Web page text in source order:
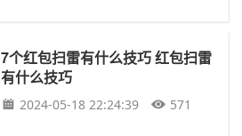
7个红包扫雷有什么技巧 红包扫雷
有什么技巧
2024-05-18 22:24:39 571